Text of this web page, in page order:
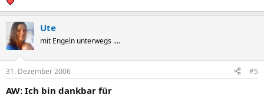
Ute
mit Engeln unterwegs ....
31. Dezember 2006 #5
AW: Ich bin dankbar für